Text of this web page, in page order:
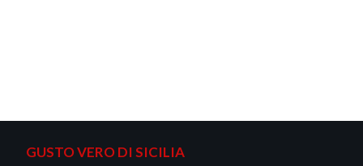
GUSTO VERO DI SICILIA